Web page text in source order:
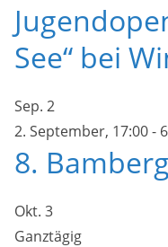
See“ bei
Sep. 2
2. September, 17:00-
8.
Okt. 3
Ganztägig